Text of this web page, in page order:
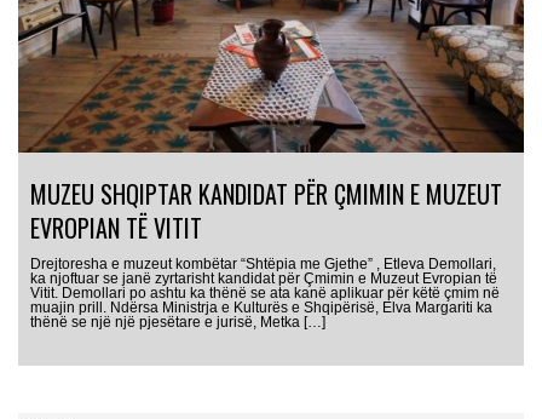
MUZEU SHQIPTAR KANDIDAT PËR ÇMIMIN E MUZEUT
EVROPIAN TË VITIT
Drejtoresha e muzeut kombëtar “Shtëpia me Gjethe” , Etleva Demollari,
ka njoftuar se janë zyrtarisht kandidat për Çmimin e Muzeut Evropian të
Vitit. Demollari po ashtu ka thënë se ata kanë aplikuar për këtë çmim në
muajin prill. Ndërsa Ministrja e Kulturës e Shqipërisë, Elva Margariti ka
thënë se një një pjesëtare e jurisë, Metka […]